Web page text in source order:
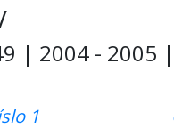
| 2004 - 2005 |
1